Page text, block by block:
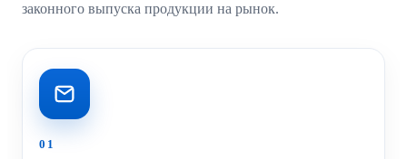
законного выпуска продукции на рынок.
01